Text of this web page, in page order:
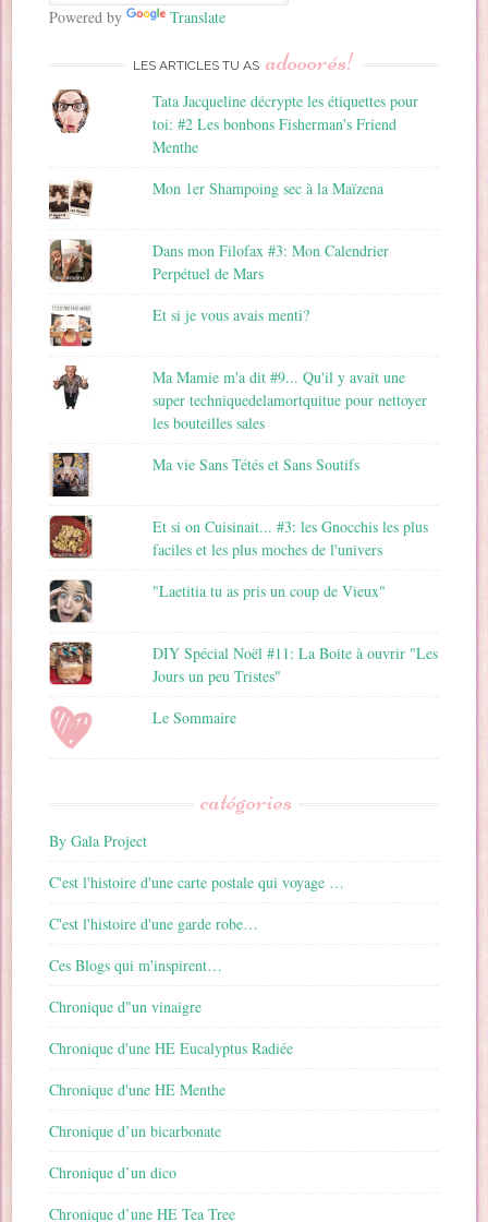
a
Powered by Translate
LES ARTICLES TU AS adooorés!
Tata Jacqueline décrypte les étiquettes pour
toi: #2 Les bonbons Fisherman's Friend
Menthe
Mon 1er Shampoing sec à la Maïzena
Dans mon Filofax #3: Mon Calendrier
Perpétuel de Mars
Et si je vous avais menti?
Ma Mamie m'a dit #9... Qu'il y avait une
super techniquedelamortquitue pour nettoyer
les bouteilles sales
Ma vie Sans Tétés et Sans Soutifs
Et si on Cuisinait... #3: les Gnocchis les plus
faciles et les plus moches de l'univers
"Laetitia tu as pris un coup de Vieux"
DIY Spécial Noël #11: La Boite à ouvrir "Les
Jours un peu Tristes"
Le Sommaire
catégories
By Gala Project
C'est l'histoire d'une carte postale qui voyage …
C'est l'histoire d'une garde robe…
Ces Blogs qui m'inspirent…
Chronique d"un vinaigre
Chronique d'une HE Eucalyptus Radiée
Chronique d'une HE Menthe
Chronique d’un bicarbonate
Chronique d’un dico
Chronique d’une HE Tea Tree